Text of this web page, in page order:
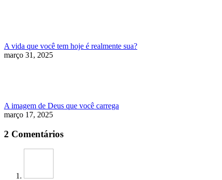
A vida que você tem hoje é realmente sua?
março 31, 2025
A imagem de Deus que você carrega
março 17, 2025
2 Comentários